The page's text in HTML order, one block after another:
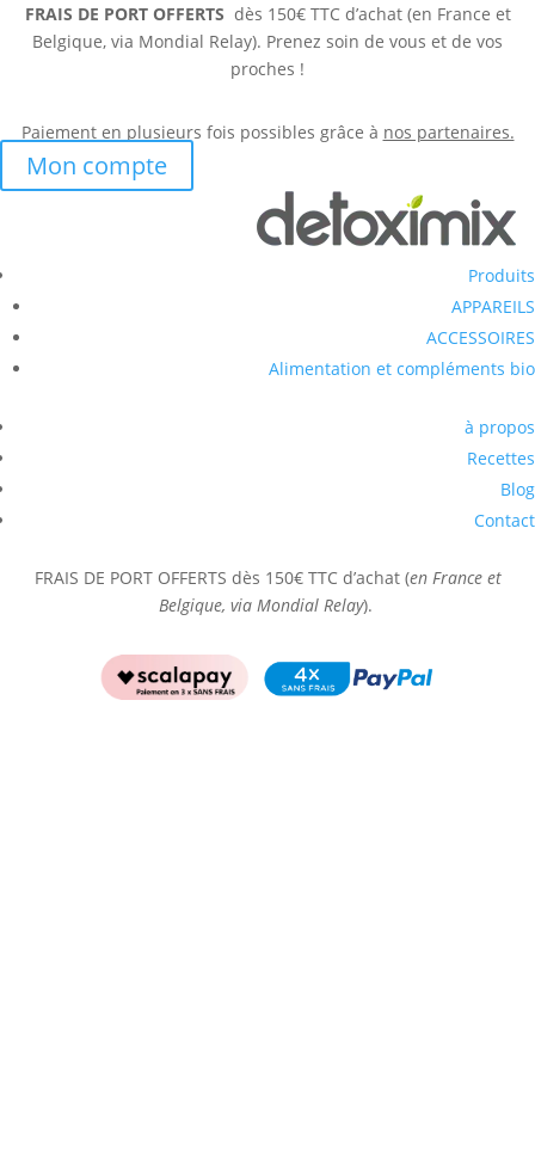
FRAIS DE PORT OFFERTS dès 150€ TTC d’achat (en France et
Belgique, via Mondial Relay). Prenez soin de vous et de vos
proches !
Paiement en plusieurs fois possibles grâce à nos partenaires.
Mon compte
Produits
APPAREILS
ACCESSOIRES
Alimentation et compléments bio
à propos
Recettes
Blog
Contact
FRAIS DE PORT OFFERTS dès 150€ TTC d’achat (en France et
Belgique, via Mondial Relay).